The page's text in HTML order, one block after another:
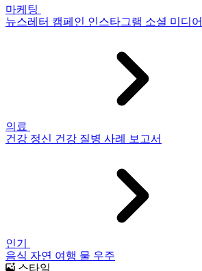
마케팅
뉴스레터 캠페인 인스타그램 소셜 미디어
의료
건강 정신 건강 질병 사례 보고서
인기
음식 자연 여행 물 우주
스타일